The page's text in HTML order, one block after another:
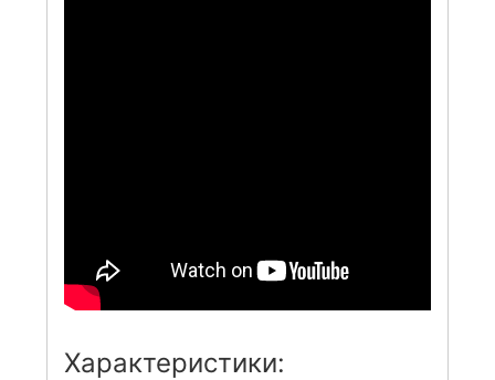
Характеристики: